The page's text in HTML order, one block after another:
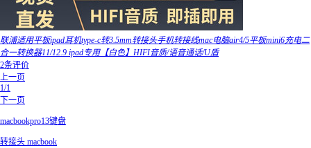
联浦适用平板ipad耳机type-c转3.5mm转接头手机转接线mac电脑air4/5平板mini6充电二
合一转换器11/12.9 ipad专用【白色】HIFI音质/语音通话/U盾
2条评价
上一页
1/1
下一页
macbookpro13键盘
转接头 macbook